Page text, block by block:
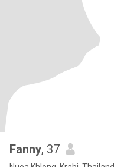
Fanny, 37